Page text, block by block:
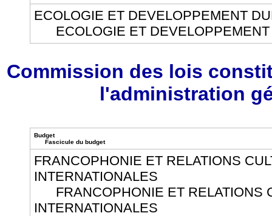
ECOLOGIE ET DEVELOPPEMENT
ECOLOGIE ET DEVELOPPEMENT
Commission des lois
l'administration
Budget
Fascicule du budget
FRANCOPHONIE ET RELATIONS
INTERNATIONALES
FRANCOPHONIE ET RELATIONS
INTERNATIONALES